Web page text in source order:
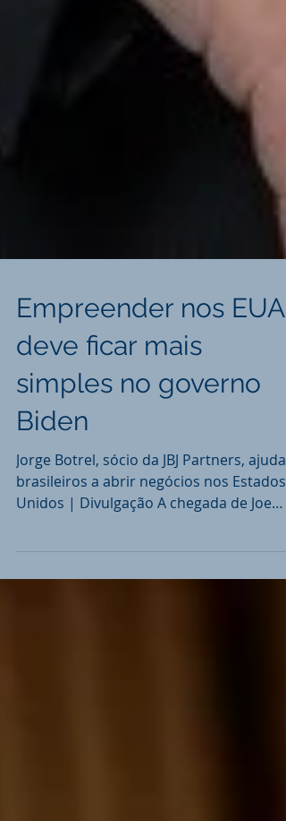
Empreender nos EUA
deve ficar mais
simples no governo
Biden
Jorge Botrel, sócio da JBJ Partners, ajuda
Unidos | Divulgação A chegada de Joe